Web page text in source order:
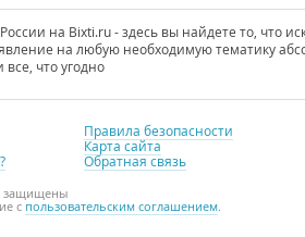
на Bixti.ru - здесь вы найдете то, что
на любую необходимую тематику
все, что угодно
Правила безопасности
Карта сайта
Обратная связь
защищены
с пользовательским соглашением.